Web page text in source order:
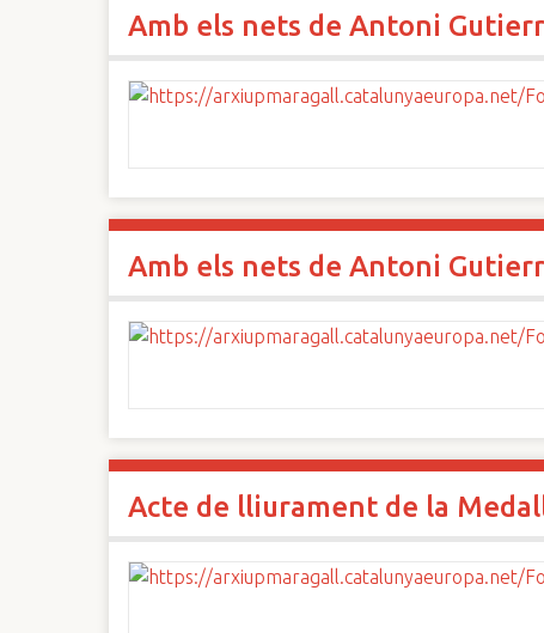
Amb els nets de Antoni
Amb els nets de Antoni
Acte de lliurament de la